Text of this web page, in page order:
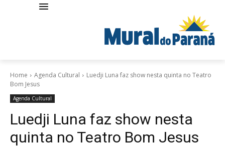
Home Agenda Cultural
Luedji Luna faz show nesta quinta no Teatro
Bom Jesus
Agenda Cultural
Luedji Luna faz show nesta
quinta no Teatro Bom Jesus